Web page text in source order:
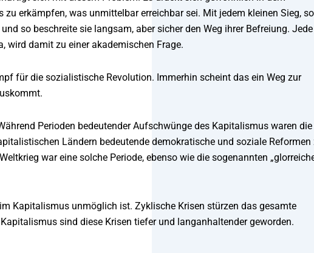
erkämpfen, was unmittelbar erreichbar sei. Mit jedem kleinen Sieg, so
so beschreite sie langsam, aber sicher den Weg ihrer Befreiung. Jede
wird damit zu einer akademischen Frage.
für die sozialistische Revolution. Immerhin scheint das ein Weg zur
Perioden bedeutender Aufschwünge des Kapitalismus waren die
Ländern bedeutende demokratische und soziale Reformen
war eine solche Periode, ebenso wie die sogenannten
Kapitalismus unmöglich ist. Zyklische Krisen stürzen das gesamte
sind diese Krisen tiefer und langanhaltender geworden.